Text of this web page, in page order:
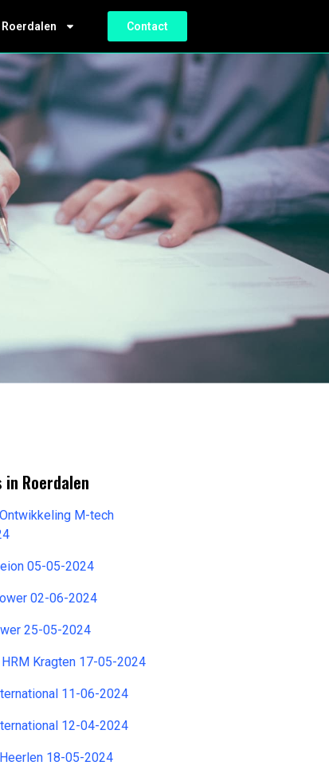
Contact
Roerdalen
M-tech
05-05-2024
02-06-2024
25-05-2024
Kragten 17-05-2024
11-06-2024
12-04-2024
18-05-2024